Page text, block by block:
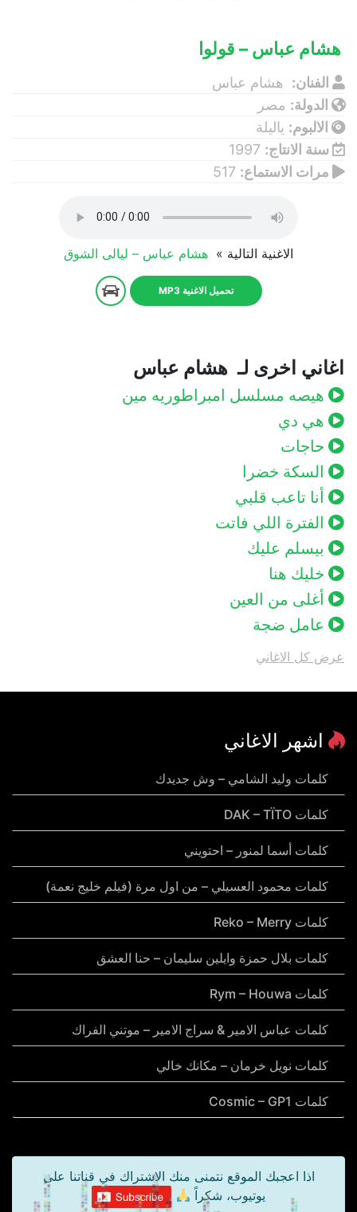
هشام عباس – قولوا
الفنان: هشام عباس
الدولة: مصر
الالبوم: ياليلة
سنة الانتاج: 1997
مرات الاستماع:
الاغنية التالية » هشام عباس – ليالى الشوق
تحميل الاغنية MP3
اغاني اخرى لـ هشام عباس
هيصه مسلسل امبراطوريه مين
هي دي
حاجات
السكة خضرا
أنا تاعب قلبي
الفترة اللي فاتت
بيسلم عليك
خليك هنا
أغلى من العين
عامل ضجة
عرض كل الاغاني
اشهر الاغاني
كلمات وليد الشامي – وش جديدك
كلمات DAK – TÏTO
كلمات أسما لمنور – احتويني
كلمات محمود العسيلي – من اول مرة (فيلم خليج نعمة)
كلمات Reko – Merry
كلمات بلال حمزة وايلين سليمان – حنا العشق
كلمات Rym – Houwa
كلمات عباس الامير & سراج الامير – موتني الفراك
كلمات نويل خرمان – مكانك خالي
كلمات Cosmic – GP1
اذا اعجبك الموقع نتمنى منك الاشتراك في قناتنا على
يوتيوب، شكراً